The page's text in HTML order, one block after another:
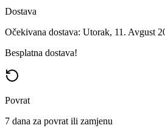
Dostava
Očekivana dostava: Utorak, 11. Avgust
Besplatna dostava!
Povrat
7 dana za povrat ili zamjenu